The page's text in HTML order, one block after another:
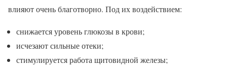
влияют очень благотворно. Под их воздействием:
снижается уровень глюкозы в крови;
исчезают сильные отеки;
стимулируется работа щитовидной железы;